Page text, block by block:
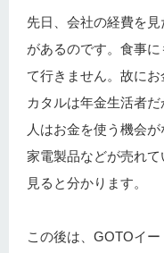
先日、会社の経費を
があるのです。食事
て行きません。故にお
カタルは年金生活者
人はお金を使う機会
家電製品などが売れ
見ると分かります。
この後は、GOTOイ